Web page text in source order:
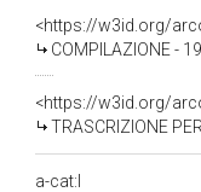
<https://w3id.org/
COMPILAZIONE -
<https://w3id.org/
TRASCRIZIONE
a-cat:I